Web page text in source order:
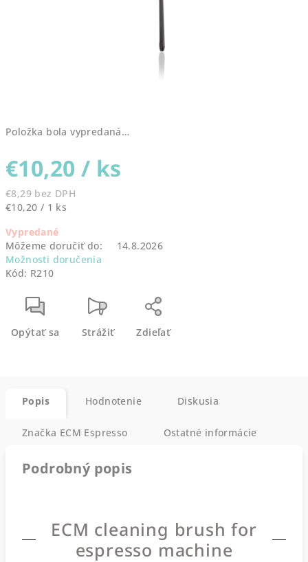
Položka bola vypredaná…
€10,20 / ks
€8,29 bez DPH
Jednotková
€10,20 / 1 ks
Vypredané
Môžeme doručiť do:
14.8.2026
Možnosti doručenia
Kód: R210
Opýtať sa Strážiť Zdieľať
Popis Hodnotenie Diskusia
Značka ECM Espresso Ostatné informácie
Podrobný popis
ECM cleaning brush for
espresso machine